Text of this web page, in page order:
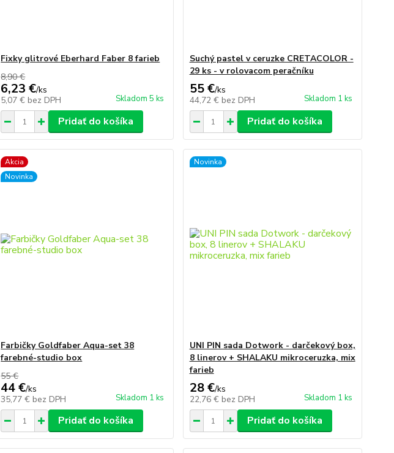
Fixky glitrové Eberhard Faber 8 farieb
8,90 €
6,23 €/ks
5,07 € bez DPH Skladom 5 ks
Pridať do košíka
Suchý pastel v ceruzke CRETACOLOR -
29 ks - v rolovacom peračníku
55 €/ks
44,72 € bez DPH Skladom 1 ks
Pridať do košíka
Akcia
Novinka
Farbičky Goldfaber Aqua-set 38
farebné-studio box
55 €
44 €/ks
35,77 € bez DPH Skladom 1 ks
Pridať do košíka
Novinka
UNI PIN sada Dotwork - darčekový box,
8 linerov + SHALAKU mikroceruzka, mix
farieb
28 €/ks
22,76 € bez DPH Skladom 1 ks
Pridať do košíka